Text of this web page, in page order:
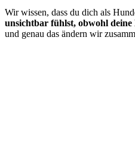
Wir wissen, dass du dich als
unsichtbar fühlst, obwohl deine
und genau das ändern wir